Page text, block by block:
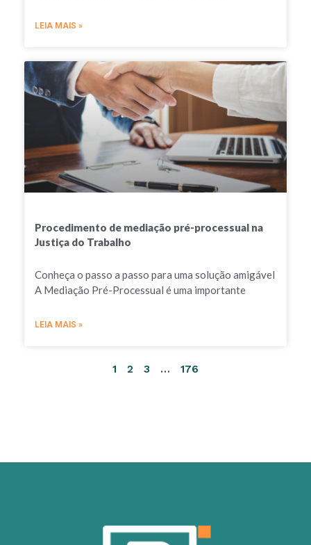
LEIA MAIS »
Procedimento de mediação pré-processual na
Justiça do Trabalho
Conheça o passo a passo para uma solução amigável
A Mediação Pré-Processual é uma importante
LEIA MAIS »
1 2 3 … 176